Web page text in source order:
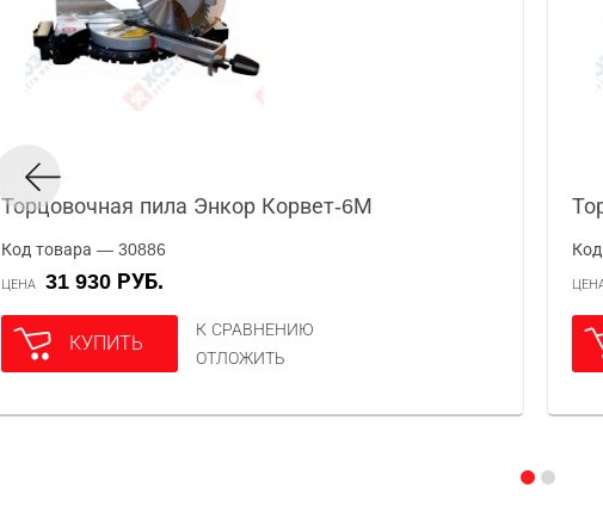
Торцовочная пила Энкор Корвет-6М
Код товара — 30886
ЦЕНА 31 930 РУБ.
КУПИТЬ
К СРАВНЕНИЮ
ОТЛОЖИТЬ